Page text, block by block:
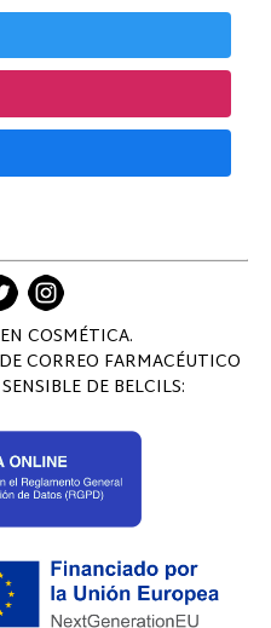
COSMÉTICA.
CORREO FARMACÉUTICO
DE BELCILS: